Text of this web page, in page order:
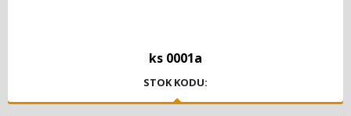
ks 0001a
STOK KODU: